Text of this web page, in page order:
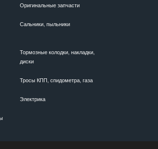
Оригинальные запчасти
Сальники, пыльники
Тормозные колодки, накладки,
диски
Тросы КПП, спидометра, газа
Электрика